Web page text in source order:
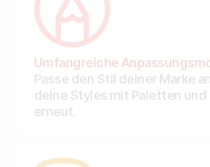
Umfangreiche
Passe den Stil deiner Marke
deine Styles mit Paletten und
erneut.